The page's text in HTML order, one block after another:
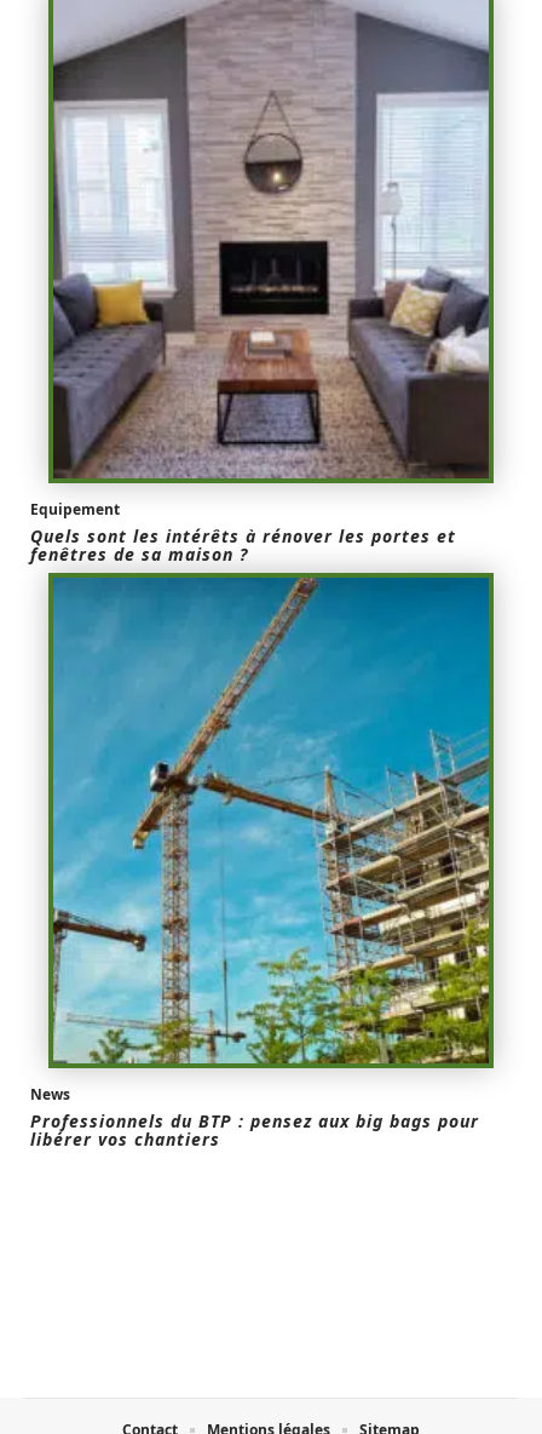
Equipement
Quels sont les intérêts à rénover les portes et
fenêtres de sa maison ?
News
Professionnels du BTP : pensez aux big bags pour
libérer vos chantiers
Contact Mentions légales Sitemap